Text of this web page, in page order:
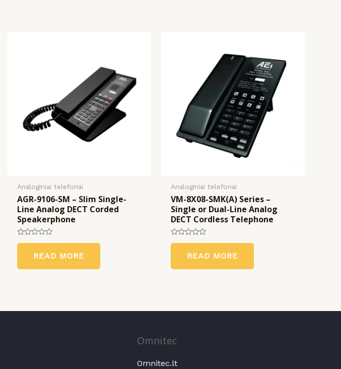
Analoginiai telefonai
AGR-9106-SM – Slim Single-
Line Analog DECT Corded
Speakerphone
Rated
5
READ MORE
Analoginiai telefonai
VM-8X08-SMK(A) Series –
Single or Dual-Line Analog
DECT Cordless Telephone
Rated
5
READ MORE
Omnitec
Omnitec.lt